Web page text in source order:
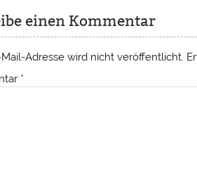
einen Kommentar
Mail-Adresse wird nicht veröffentlicht.
*